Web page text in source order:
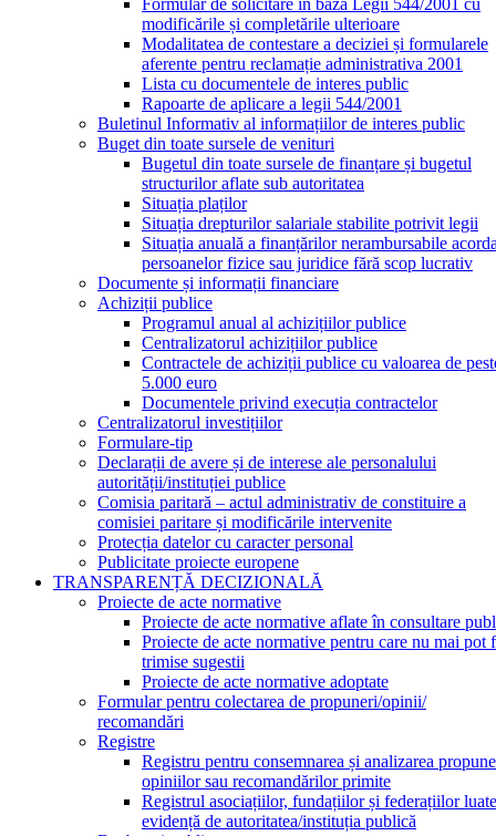
Formular de solicitare în baza Legii 544/2001 cu
modificările și completările ulterioare
Modalitatea de contestare a deciziei și formularele
aferente pentru reclamație administrativa 2001
Lista cu documentele de interes public
Rapoarte de aplicare a legii 544/2001
Buletinul Informativ al informațiilor de interes public
Buget din toate sursele de venituri
Bugetul din toate sursele de finanțare și bugetul
structurilor aflate sub autoritatea
Situația plaților
Situația drepturilor salariale stabilite potrivit legii
Situația anuală a finanțărilor nerambursabile
persoanelor fizice sau juridice fără scop lucrativ
Documente și informații financiare
Achiziții publice
Programul anual al achizițiilor publice
Centralizatorul achizițiilor publice
Contractele de achiziții publice cu valoarea de
5.000 euro
Documentele privind execuția contractelor
Centralizatorul investițiilor
Formulare-tip
Declarații de avere și de interese ale personalului
autorității/instituției publice
Comisia paritară – actul administrativ de constituire a
comisiei paritare și modificările intervenite
Protecția datelor cu caracter personal
Publicitate proiecte europene
TRANSPARENȚĂ DECIZIONALĂ
Proiecte de acte normative
Proiecte de acte normative aflate în consultare
Proiecte de acte normative pentru care nu mai pot
trimise sugestii
Proiecte de acte normative adoptate
Formular pentru colectarea de propuneri/opinii/
recomandări
Registre
Registru pentru consemnarea și analizarea
opiniilor sau recomandărilor primite
Registrul asociațiilor, fundațiilor și federațiilor
evidență de autoritatea/instituția publică